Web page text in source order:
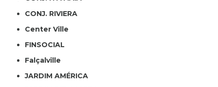
CONJ. RIVIERA
Center Ville
FINSOCIAL
Falçalville
JARDIM AMÉRICA